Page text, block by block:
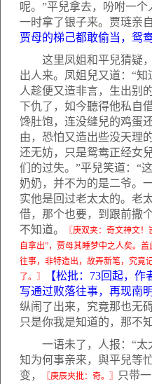
呢。”平兒拿去，吩咐一
一时拿了银子来。贾琏亲
贾母的梯己都敢偷当，鸳
这里凤姐和平兒猜疑，
出人来。凤姐兒又道：“
人趁便又造非言，生出别
下仇了，如今聽得他私自
馋肚饱，连没缝兒的鸡蛋
由，恐怕又造出些没天理
还无妨，只是鸳鸯正经女
们的过失。”平兒笑道：“
奶奶，并不为的是二爷。
实他是回过老太太的。老
借，那个也要，到跟前撒
不知道。
〖庚双夹：奇文神文
自拿出”，贾母其睡梦中之人矣。
往事，非特造出，故弄新笔，究竟
了。〗
【松批： 73回起，作
写通过败落往事，再现南
纵闹了出来，究竟那也无
只是你我是知道的，那不
一语未了，人报：“太
知为何事亲来，與平兒等
变，
〖庚辰夹批：奇。〗
只带